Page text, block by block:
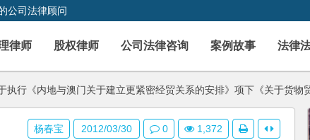
公司法律顾问
律师 股权律师 公司法律咨询 案例故事 法律
执行《内地与澳门关于建立更紧密经贸关系的安排》项下《关于货物
杨春宝 2012/03/30 0 1,372